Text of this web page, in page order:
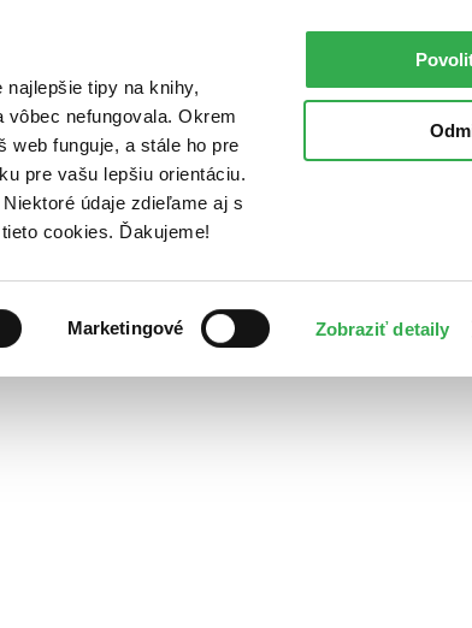
tipy na knihy,
nefungovala. Okrem
funguje, a stále ho pre
pre vašu lepšiu orientáciu.
údaje zdieľame aj s
cookies. Ďakujeme!
Marketingové Zobraziť detaily